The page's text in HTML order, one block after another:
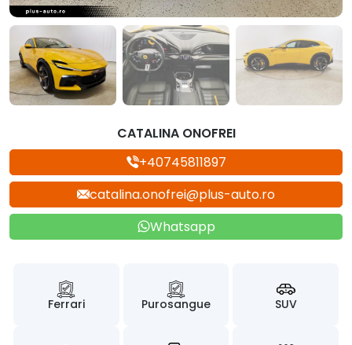
CATALINA ONOFREI
+40745811897
catalina.onofrei@plus-auto.ro
Whatsapp
Ferrari Purosangue SUV